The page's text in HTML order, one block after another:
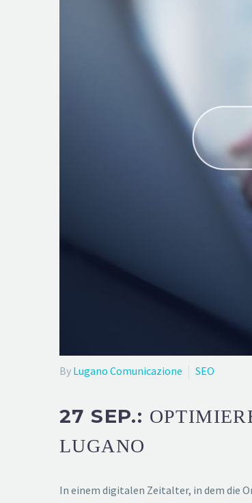
By Lugano Comunicazione SEO
27 SEP.:
LUGANO
In einem digitalen Zeitalter, in dem die